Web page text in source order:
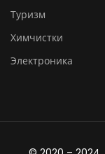
Туризм
Химчистки
Электроника